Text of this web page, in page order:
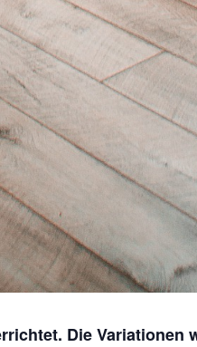
Die Variationen